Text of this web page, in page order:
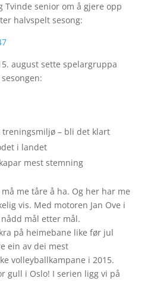
Tvinde senior om å gjere opp
halvspelt sesong:
august sette spelargruppa
treningsmiljø – bli det klart
i landet
mest stemning
me tåre å ha. Og her har me
vis. Med motoren Jan Ove i
mål etter mål.
på heimebane like før jul
ein av dei mest
volleyballkampane i 2015.
gull i Oslo! I serien ligg vi på